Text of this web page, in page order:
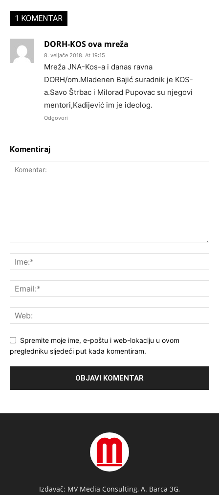
1 KOMENTAR
DORH-KOS ova mreža
8. veljače 2018. At 19:15
Mreža JNA-Kos-a i danas ravna
DORH/om.Mladenen Bajić suradnik je KOS-
a.Savo Štrbac i Milorad Pupovac su njegovi
mentori,Kadijević im je ideolog.
Odgovori
Komentiraj
Spremite moje ime, e-poštu i web-lokaciju u ovom
pregledniku sljedeći put kada komentiram.
Izdavač: MV Media Consulting, A. Barca 3G,